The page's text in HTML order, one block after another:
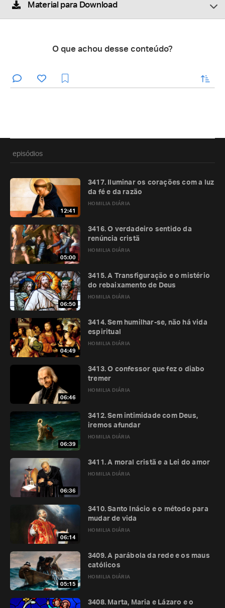
Material para Download
O que achou desse conteúdo?
enviar
episódios
12:41
HOMILIA DIÁRIA
3417. Iluminar os corações com a luz
da fé e da razão
05:00
HOMILIA DIÁRIA
3416. O verdadeiro sentido da
renúncia cristã
06:50
HOMILIA DIÁRIA
3415. A Transfiguração e o mistério
do rebaixamento de Deus
04:49
HOMILIA DIÁRIA
3414. Sem humilhar-se, não há vida
espiritual
06:46
HOMILIA DIÁRIA
3413. O confessor que fez o diabo
tremer
06:39
HOMILIA DIÁRIA
3412. Sem intimidade com Deus,
iremos afundar
06:36
HOMILIA DIÁRIA
3411. A moral cristã e a Lei do amor
06:14
HOMILIA DIÁRIA
3410. Santo Inácio e o método para
mudar de vida
05:15
HOMILIA DIÁRIA
3409. A parábola da rede e os maus
católicos
3408. Marta, Maria e Lázaro e o